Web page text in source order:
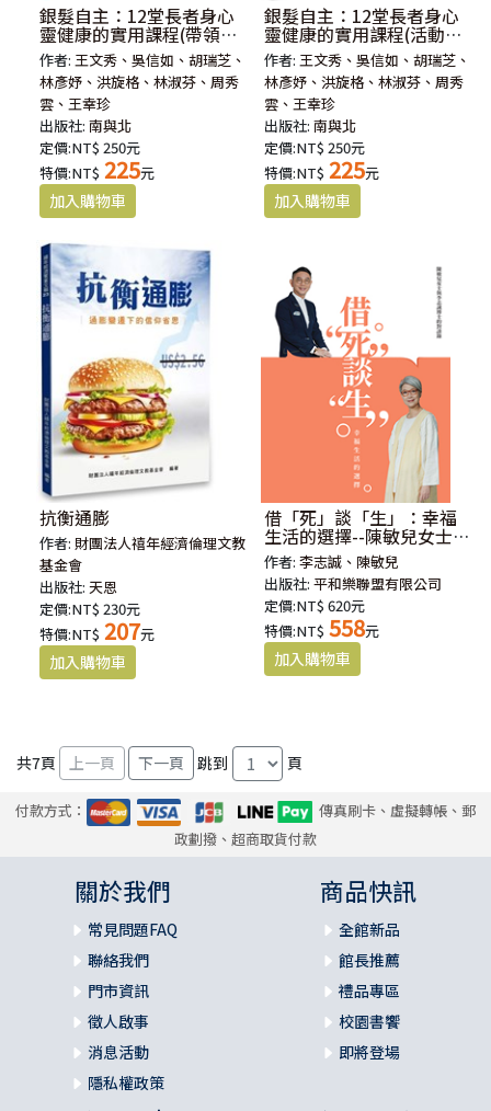
銀髮自主：12堂長者身心
靈健康的實用課程(帶領與
閱讀手冊)
作者:王文秀、吳信如、胡瑞芝、
林彥妤、洪旋格、林淑芬、周秀
雲、王幸珍
出版社:南與北
定價:NT$ 250元
特價:NT$ 225元
銀髮自主：12堂長者身心
靈健康的實用課程(活動與
練習本)
作者:王文秀、吳信如、胡瑞芝、
林彥妤、洪旋格、林淑芬、周秀
雲、王幸珍
出版社:南與北
定價:NT$ 250元
特價:NT$ 225元
抗衡通膨
作者: 財團法人禧年經濟倫理文教
基金會
出版社:天恩
定價:NT$ 230元
特價:NT$ 207元
借「死」談「生」：幸福
生活的選擇--陳敏兒女士與
李志誠博士的對談錄
作者:李志誠、陳敏兒
出版社:平和樂聯盟有限公司
定價:NT$ 620元
特價:NT$ 558元
共7頁 跳到 頁
付款方式：
傳真刷卡、虛擬轉帳、郵
政劃撥、超商取貨付款
關於我們
常見問題FAQ
聯絡我們
門市資訊
徵人啟事
消息活動
隱私權政策
商品快訊
全館新品
館長推薦
禮品專區
校園書饗
即將登場